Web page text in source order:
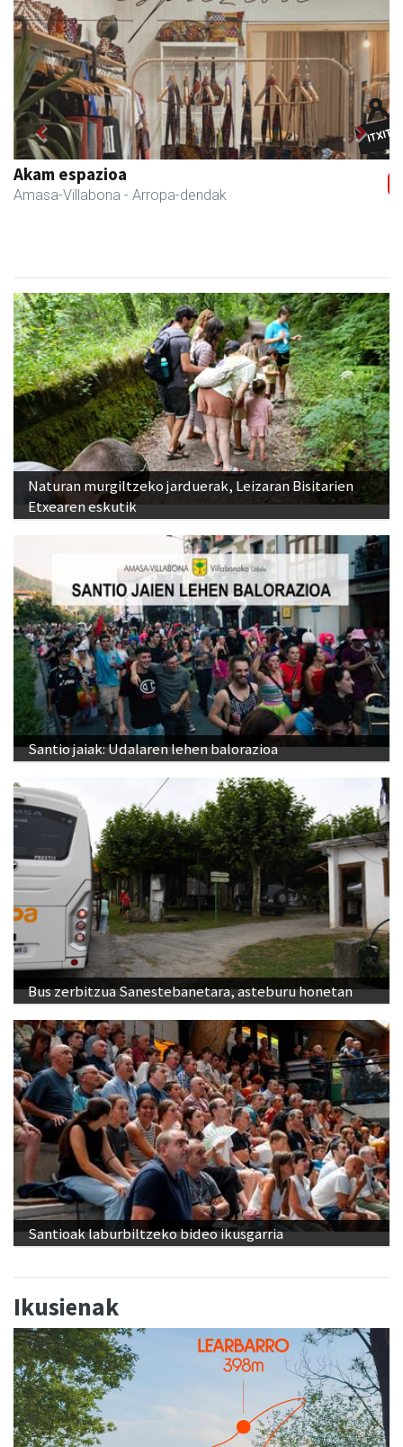
Amasa kafetegia
Amasa-Villabona - Gozotegiak
Previous Next
Naturan murgiltzeko jarduerak, Leizaran Bisitarien
Etxearen eskutik
Santio jaiak: Udalaren lehen balorazioa
Bus zerbitzua Sanestebanetara, asteburu honetan
Santioak laburbiltzeko bideo ikusgarria
Ikusienak